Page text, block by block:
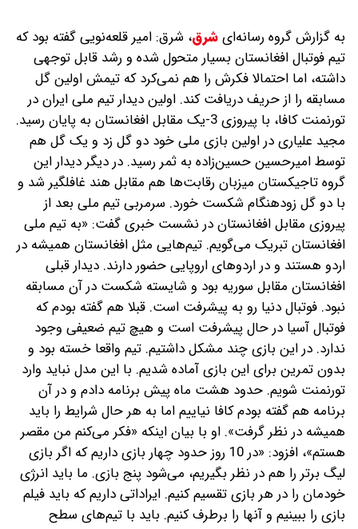
به گزارش گروه رسانه‌ایشرق، شرق: امیر قلعه‌نویی گفته بود که
تیم فوتبال افغانستان بسیار متحول شده و رشد قابل توجهی
داشته، اما احتمالا فکرش را هم نمی‌کرد که تیمش اولین گل
مسابقه را از حریف دریافت کند. اولین دیدار تیم ملی ایران در
تورنمنت کافا، با پیروزی 3-یک مقابل افغانستان به پایان رسید.
مجید علیاری در اولین بازی ملی خود دو گل زد و یک گل هم
توسط امیرحسین حسین‌زاده به ثمر رسید. در دیگر دیدار این
گروه تاجیکستان میزبان رقابت‌ها هم مقابل هند غافلگیر شد و
با دو گل زودهنگام شکست خورد. سرمربی تیم ملی بعد از
پیروزی مقابل افغانستان در نشست خبری گفت: «به تیم ملی
افغانستان تبریک می‌گویم. تیم‌هایی مثل افغانستان همیشه در
اردو هستند و در اردوهای اروپایی حضور دارند. دیدار قبلی
افغانستان مقابل سوریه بود و شایسته شکست در آن مسابقه
نبود. فوتبال دنیا رو به پیشرفت است. قبلا هم گفته بودم که
فوتبال آسیا در حال پیشرفت است و هیچ تیم ضعیفی وجود
ندارد. در این بازی چند مشکل داشتیم. تیم واقعا خسته‌ بود و
بدون تمرین برای این بازی آماده شدیم. با این مدل نباید وارد
تورنمنت شویم. حدود هشت ماه پیش برنامه دادم و در آن
برنامه هم گفته بودم کافا نیاییم اما به هر حال شرایط را باید
همیشه در نظر گرفت». او با بیان اینکه «فکر می‌کنم من مقصر
هستم»، افزود: «در 10 روز حدود چهار بازی داریم که اگر بازی
لیگ برتر را هم در نظر بگیریم، می‌شود پنج بازی. ما باید انرژی
خودمان را در هر بازی تقسیم کنیم. ایراداتی داریم که باید فیلم
بازی را ببینیم و آنها را برطرف کنیم. باید با تیم‌های سطح